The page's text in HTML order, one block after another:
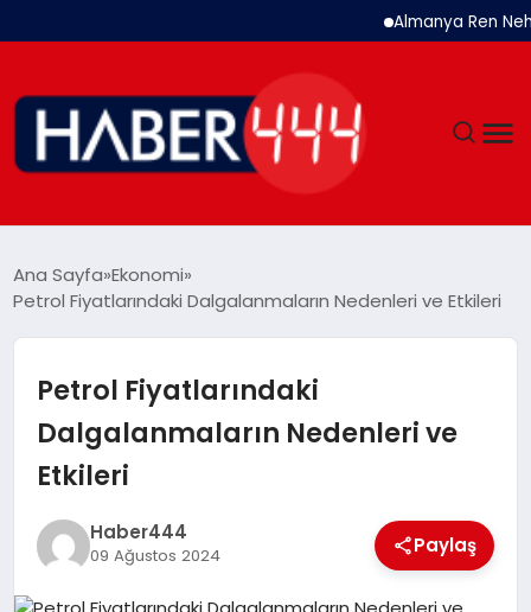
Almanya Ren
SIYASET
DÜNYA
EKONOMI
TEKNOLOJI
Ana Sayfa Ekonomi
Petrol Fiyatlarındaki Dalgalanmaların Nedenleri ve Etkileri
Petrol Fiyatlarındaki
Dalgalanmaların Nedenleri ve
Etkileri
Haber444
09 Ağustos 2024 Paylaş